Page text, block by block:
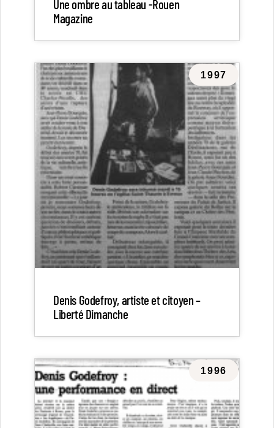
Une ombre au tableau -Rouen
Magazine
1997
Denis Godefroy, artiste et citoyen –
Liberté Dimanche
1996